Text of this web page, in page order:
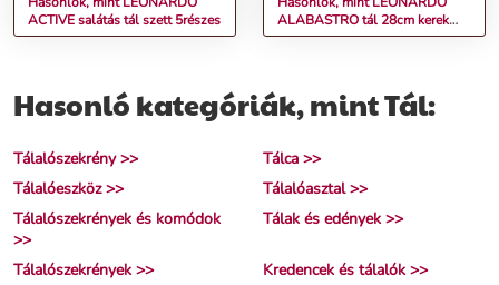
ACTIVE salátás tál szett 5részes
ALABASTRO tál 28cm kerek
fehér
Hasonló kategóriák, mint Tál:
Tálalószekrény >>
Tálca >>
Tálalóeszköz >>
Tálalóasztal >>
Tálalószekrények és komódok
>>
Tálak és edények >>
Tálalószekrények >> Kredencek és tálalók >>